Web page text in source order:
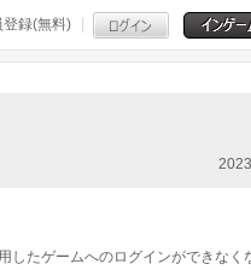
登録(無料)
したゲームへのログインができなく